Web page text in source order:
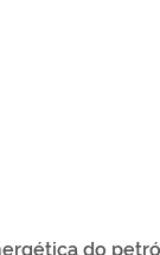
do